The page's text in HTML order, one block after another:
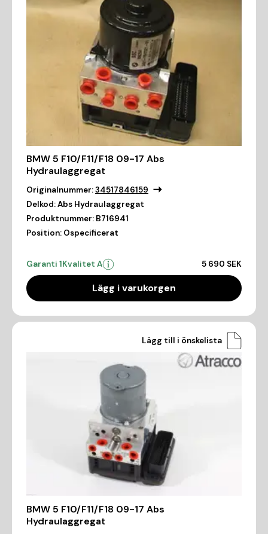
BMW 5 F10/F11/F18 09-17 Abs
Hydraulaggregat
Originalnummer:34517846159
Delkod:Abs Hydraulaggregat
Produktnummer: B716941
Position: Ospecificerat
Garanti 1Kvalitet A 5 690 SEK
Lägg i varukorgen
Lägg till i önskelista
BMW 5 F10/F11/F18 09-17 Abs
Hydraulaggregat